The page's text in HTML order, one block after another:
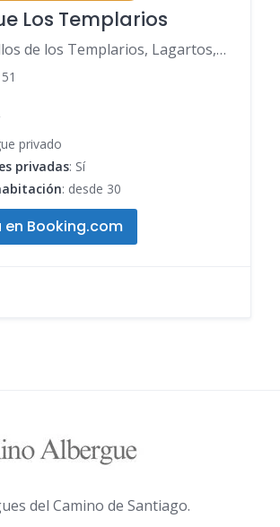
Los Templarios
Terradillos de los Templarios, Lagartos, Palencia, España
privado
privadas: Sí
: desde 30
en Booking.com
del Camino de Santiago.